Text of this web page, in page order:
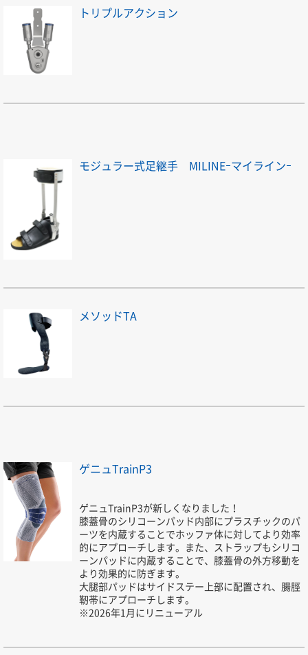
トリプルアクション
モジュラー式足継手 MILINEｰマイラインｰ
メソッドTA
ゲニュTrainP3
ゲニュTrainP3が新しくなりました！
膝蓋骨のシリコーンパッド内部にプラスチックのパ
ーツを内蔵することでホッファ体に対してより効率
的にアプローチします。また、ストラップもシリコ
ーンパッドに内蔵することで、膝蓋骨の外方移動を
より効果的に防ぎます。
大腿部パッドはサイドステー上部に配置され、腸脛
靭帯にアプローチします。
※2026年1月にリニューアル